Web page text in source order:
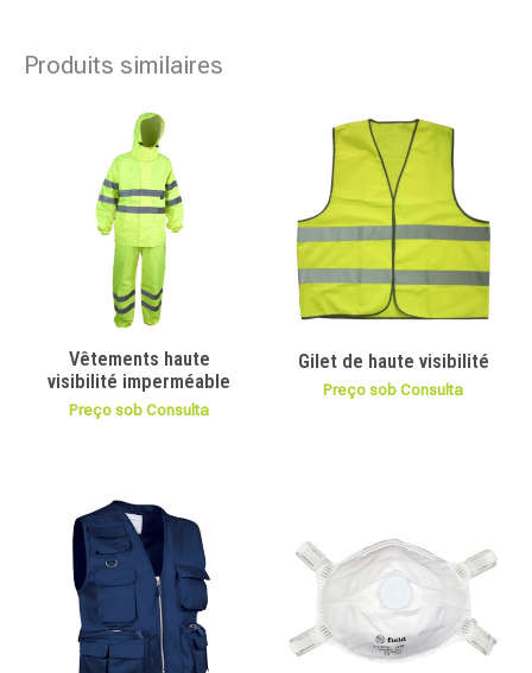
Produits similaires
Vêtements haute
visibilité imperméable
Preço sob Consulta
Gilet de haute visibilité
Preço sob Consulta